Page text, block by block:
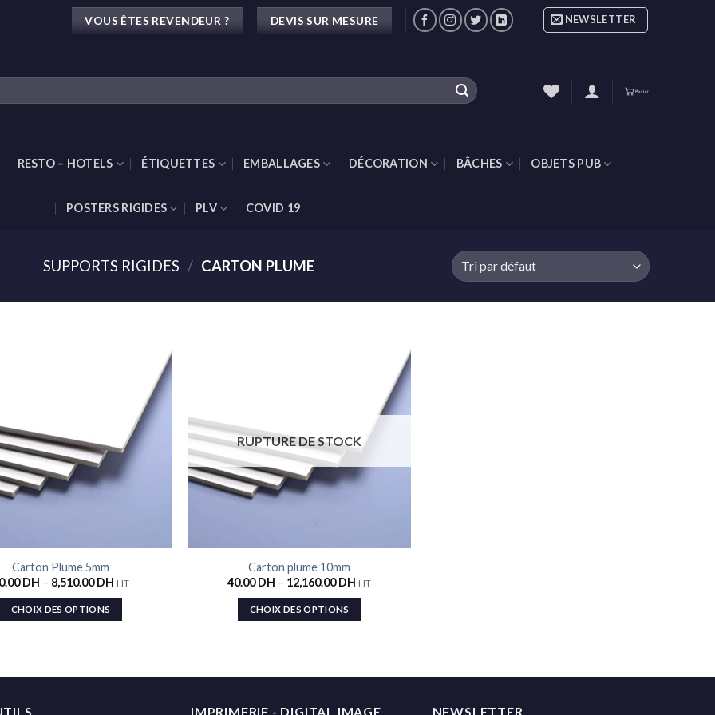
VOUS ÊTES REVENDEUR ? DEVIS SUR MESURE NEWSLETTER
RESTO – HOTELS ÉTIQUETTES EMBALLAGES DÉCORATION BÂCHES OBJETS PUB
POSTERS RIGIDES PLV COVID 19
SUPPORTS RIGIDES / CARTON PLUME
à la liste
souhaits
Carton Plume 5mm
DH – 8,510.00DH HT
CHOIX DES OPTIONS
à la liste
souhaits
RUPTURE DE STOCK
Carton plume 10mm
40.00DH – 12,160.00DH HT
CHOIX DES OPTIONS
IMPRIMERIE - DIGITAL IMAGE NEWSLETTER